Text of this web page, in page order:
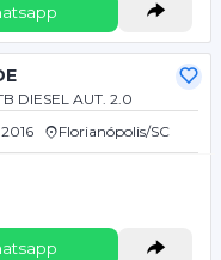
DIESEL AUT. 2.0
2016 Florianópolis/SC